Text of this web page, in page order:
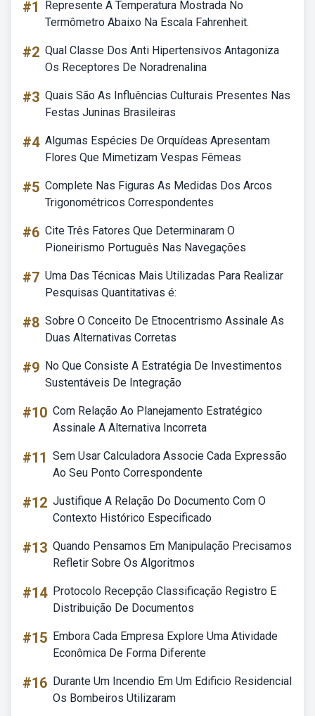
#1
Represente A Temperatura Mostrada No
Termômetro Abaixo Na Escala Fahrenheit.
#2 Qual Classe Dos Anti Hipertensivos Antagoniza
Os Receptores De Noradrenalina
#3 Quais São As Influências Culturais Presentes Nas
Festas Juninas Brasileiras
#4 Algumas Espécies De Orquídeas Apresentam
Flores Que Mimetizam Vespas Fêmeas
#5 Complete Nas Figuras As Medidas Dos Arcos
Trigonométricos Correspondentes
#6 Cite Três Fatores Que Determinaram O
Pioneirismo Português Nas Navegações
#7 Uma Das Técnicas Mais Utilizadas Para Realizar
Pesquisas Quantitativas é:
#8 Sobre O Conceito De Etnocentrismo Assinale As
Duas Alternativas Corretas
#9 No Que Consiste A Estratégia De Investimentos
Sustentáveis De Integração
#10 Com Relação Ao Planejamento Estratégico
Assinale A Alternativa Incorreta
#11 Sem Usar Calculadora Associe Cada Expressão
Ao Seu Ponto Correspondente
#12 Justifique A Relação Do Documento Com O
Contexto Histórico Especificado
#13 Quando Pensamos Em Manipulação Precisamos
Refletir Sobre Os Algoritmos
#14 Protocolo Recepção Classificação Registro E
Distribuição De Documentos
#15 Embora Cada Empresa Explore Uma Atividade
Econômica De Forma Diferente
#16 Durante Um Incendio Em Um Edificio Residencial
Os Bombeiros Utilizaram